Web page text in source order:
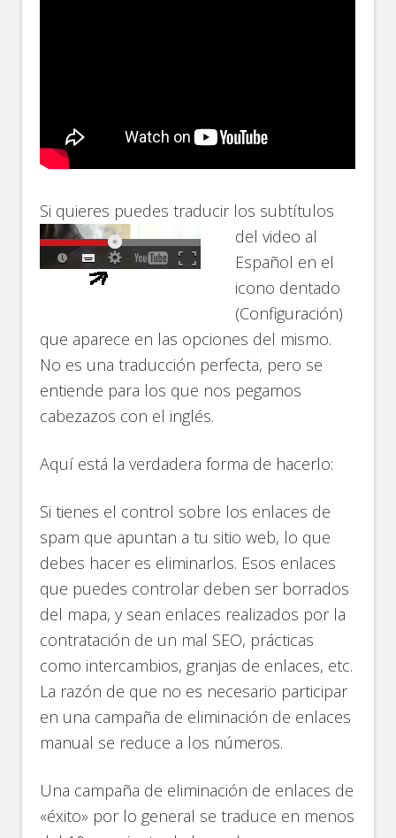
Si quieres puedes traducir los subtítulos
del video al
Español en el
icono dentado
(Configuración)
que aparece en las opciones del mismo.
No es una traducción perfecta, pero se
entiende para los que nos pegamos
cabezazos con el inglés.
Aquí está la verdadera forma de hacerlo:
Si tienes el control sobre los enlaces de
spam que apuntan a tu sitio web, lo que
debes hacer es eliminarlos. Esos enlaces
que puedes controlar deben ser borrados
del mapa, y sean enlaces realizados por la
contratación de un mal SEO, prácticas
como intercambios, granjas de enlaces, etc.
La razón de que no es necesario participar
en una campaña de eliminación de enlaces
manual se reduce a los números.
Una campaña de eliminación de enlaces de
«éxito» por lo general se traduce en menos